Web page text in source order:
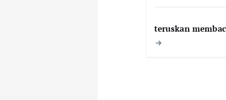
teruskan